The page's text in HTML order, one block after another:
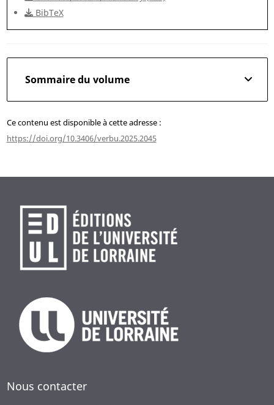
BibTeX
Sommaire du volume
Ce contenu est disponible à cette adresse :
https://doi.org/10.3406/verbu.2025.2045
Nous contacter